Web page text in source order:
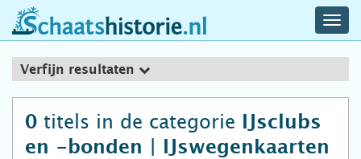
schaatshistorie.nl
Verfijn resultaten
0 titels in de categorie
IJsclubs
en -bonden | IJswegenkaarten